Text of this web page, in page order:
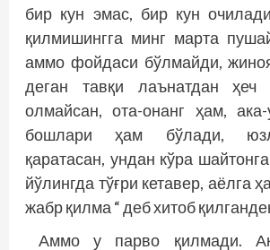
бир кун эмас, бир кун
қилмишингга минг марта
аммо фойдаси бўлмайди,
деган тавқи лаънатдан ҳеч
олмайсан, ота-­онанг ҳам, ака-
бошлари ҳам бўлади,
қаратасан, ундан кўра
йўлингда тўғри кетавер, аёлга
жабр қилма “ деб хитоб
Аммо у парво қилмади.